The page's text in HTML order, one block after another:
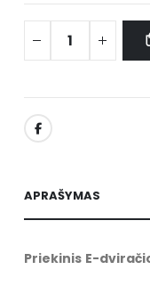
APRAŠYMAS
Priekinis E-